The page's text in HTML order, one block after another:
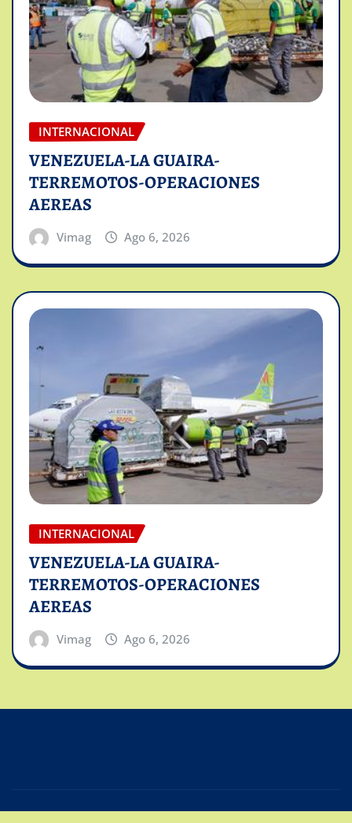
INTERNACIONAL
VENEZUELA-LA GUAIRA-
TERREMOTOS-OPERACIONES
AEREAS
Vimag Ago 6, 2026
INTERNACIONAL
VENEZUELA-LA GUAIRA-
TERREMOTOS-OPERACIONES
AEREAS
Vimag Ago 6, 2026